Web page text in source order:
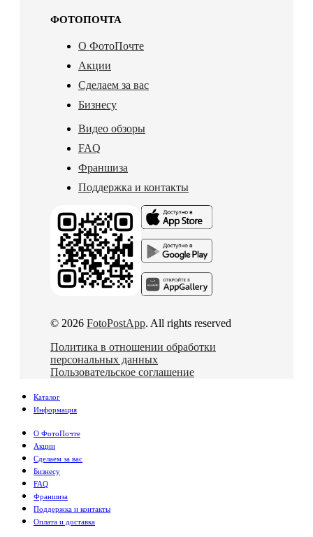
ФОТОПОЧТА
О ФотоПочте
Акции
Сделаем за вас
Бизнесу
Видео обзоры
FAQ
Франшиза
Поддержка и контакты
© 2026 FotoPostApp. All rights reserved
Политика в отношении обработки
персональных данных
Пользовательское соглашение
Каталог
Информация
О ФотоПочте
Акции
Сделаем за вас
Бизнесу
FAQ
Франшиза
Поддержка и контакты
Оплата и доставка